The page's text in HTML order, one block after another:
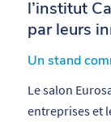
l’institut
par leurs
Un stand
Le salon
entreprises et